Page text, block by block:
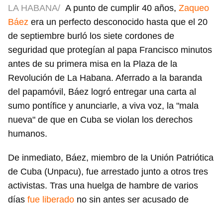
LA HABANA/ A punto de cumplir 40 años, Zaqueo
Báez era un perfecto desconocido hasta que el 20
de septiembre burló los siete cordones de
seguridad que protegían al papa Francisco minutos
antes de su primera misa en la Plaza de la
Revolución de La Habana. Aferrado a la baranda
del papamóvil, Báez logró entregar una carta al
sumo pontífice y anunciarle, a viva voz, la "mala
nueva" de que en Cuba se violan los derechos
humanos.
De inmediato, Báez, miembro de la Unión Patriótica
de Cuba (Unpacu), fue arrestado junto a otros tres
activistas. Tras una huelga de hambre de varios
días fue liberado no sin antes ser acusado de